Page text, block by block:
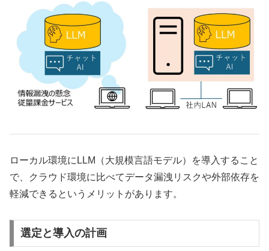
ローカル環境にLLM（大規模言語モデル）を導入すること
で、クラウド環境に比べてデータ漏洩リスクや外部依存を
軽減できるというメリットがあります。
選定と導入の計画